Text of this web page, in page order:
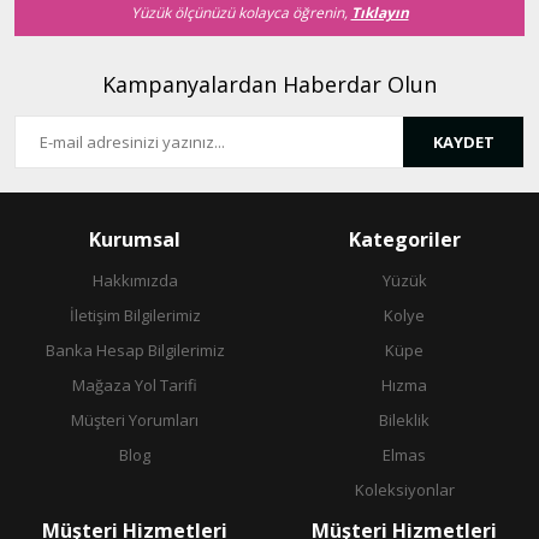
Yüzük ölçünüzü kolayca öğrenin, Tıklayın
Kampanyalardan Haberdar Olun
KAYDET
Kurumsal
Hakkımızda
İletişim Bilgilerimiz
Banka Hesap Bilgilerimiz
Mağaza Yol Tarifi
Müşteri Yorumları
Blog
Kategoriler
Yüzük
Kolye
Küpe
Hızma
Bileklik
Elmas
Koleksiyonlar
Müşteri Hizmetleri Müşteri Hizmetleri